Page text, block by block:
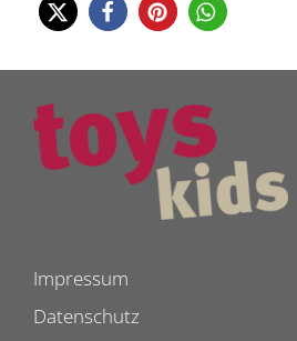
Impressum
Datenschutz